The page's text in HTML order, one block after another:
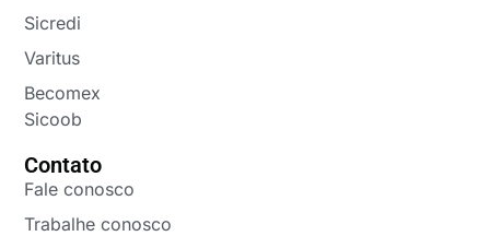
Sicredi
Varitus
Becomex
Sicoob
Contato
Fale conosco
Trabalhe conosco